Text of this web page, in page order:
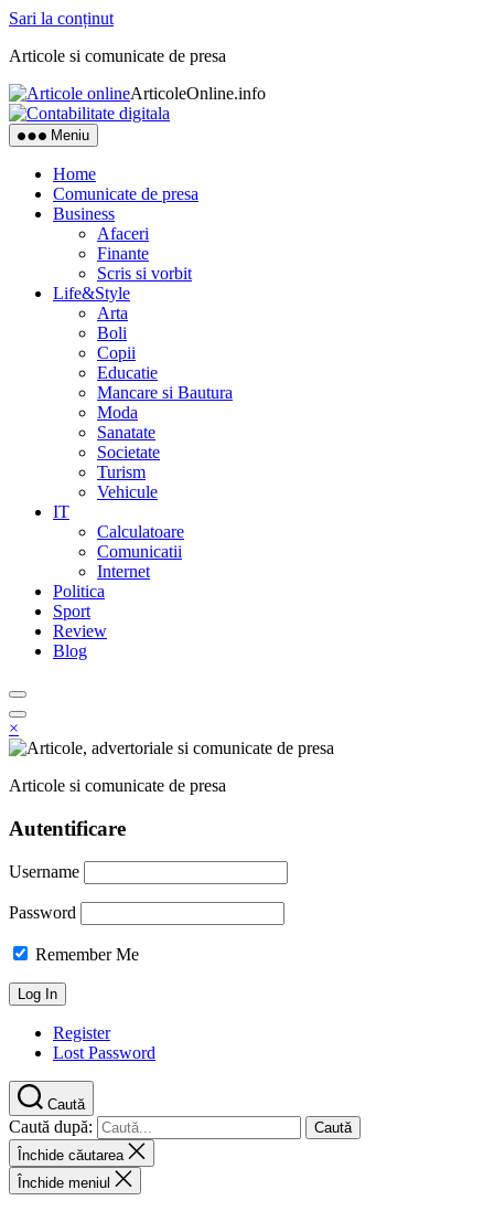
Sari la conținut
Articole si comunicate de presa
ArticoleOnline.info
Meniu
Home
Comunicate de presa
Business
Afaceri
Finante
Scris si vorbit
Life&Style
Arta
Boli
Copii
Educatie
Mancare si Bautura
Moda
Sanatate
Societate
Turism
Vehicule
IT
Calculatoare
Comunicatii
Internet
Politica
Sport
Review
Blog
×
Articole si comunicate de presa
Autentificare
Username
Password
Remember Me
Register
Lost Password
Caută
Caută după:
Închide căutarea
Închide meniul